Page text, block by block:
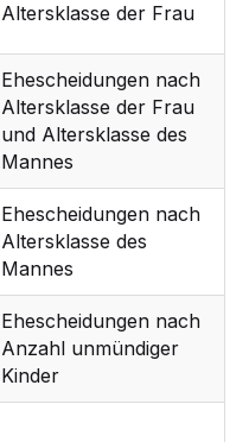
Altersklasse der Frau
Ehescheidungen nach
Altersklasse der Frau
und Altersklasse des
Mannes
Ehescheidungen nach
Altersklasse des
Mannes
Ehescheidungen nach
Anzahl unmündiger
Kinder